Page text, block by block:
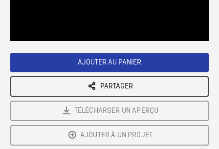
AJOUTER AU PANIER
PARTAGER
TÉLÉCHARGER UN APERÇU
AJOUTER À UN PROJET